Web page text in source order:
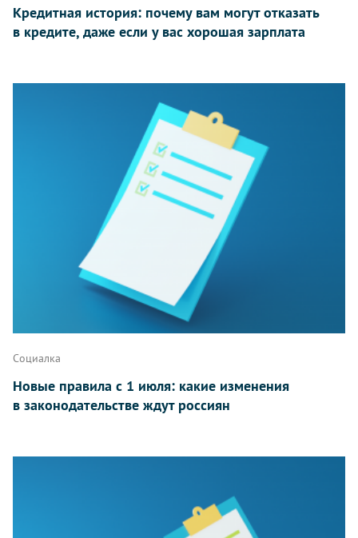
Кредитная история: почему вам могут отказать
в кредите, даже если у вас хорошая зарплата
Социалка
Новые правила с 1 июля: какие изменения
в законодательстве ждут россиян